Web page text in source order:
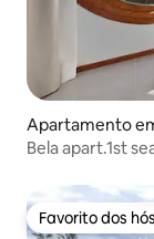
Apartamento
Bela apart.1st
Favorito dos
Favorito dos